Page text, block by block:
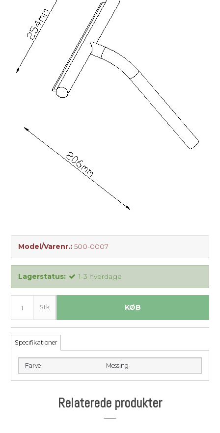
Model/Varenr.: 500-0007
Lagerstatus: 1-3 hverdage
Stk KØB
Specifikationer
Farve Messing
Relaterede produkter